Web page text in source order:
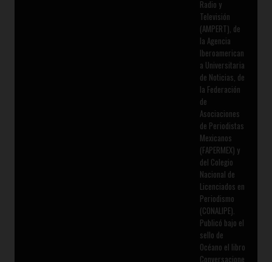
Radio y
Televisión
(AMPERT), de
la Agencia
Iberoamerican
a Universitaria
de Noticias, de
la Federación
de
Asociaciones
de Periodistas
Mexicanos
(FAPERMEX) y
del Colegio
Nacional de
Licenciados en
Periodismo
(CONALIPE).
Publicó bajo el
sello de
Océano el libro
Conversacione